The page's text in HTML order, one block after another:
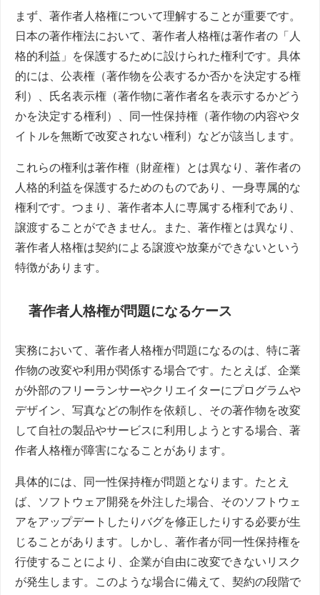
まず、著作者人格権について理解することが重要です。
日本の著作権法において、著作者人格権は著作者の「人
格的利益」を保護するために設けられた権利です。具体
的には、公表権（著作物を公表するか否かを決定する権
利）、氏名表示権（著作物に著作者名を表示するかどう
かを決定する権利）、同一性保持権（著作物の内容やタ
イトルを無断で改変されない権利）などが該当します。
これらの権利は著作権（財産権）とは異なり、著作者の
人格的利益を保護するためのものであり、一身専属的な
権利です。つまり、著作者本人に専属する権利であり、
譲渡することができません。また、著作権とは異なり、
著作者人格権は契約による譲渡や放棄ができないという
特徴があります。
著作者人格権が問題になるケース
実務において、著作者人格権が問題になるのは、特に著
作物の改変や利用が関係する場合です。たとえば、企業
が外部のフリーランサーやクリエイターにプログラムや
デザイン、写真などの制作を依頼し、その著作物を改変
して自社の製品やサービスに利用しようとする場合、著
作者人格権が障害になることがあります。
具体的には、同一性保持権が問題となります。たとえ
ば、ソフトウェア開発を外注した場合、そのソフトウェ
アをアップデートしたりバグを修正したりする必要が生
じることがあります。しかし、著作者が同一性保持権を
行使することにより、企業が自由に改変できないリスク
が発生します。このような場合に備えて、契約の段階で